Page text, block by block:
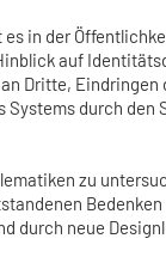
in der
auf
Dritte, Eindringen
Systems durch den
zu
durch neue